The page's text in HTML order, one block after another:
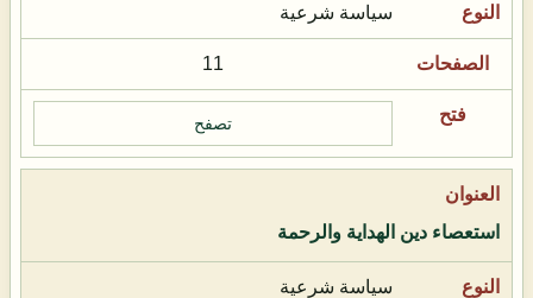
سياسة شرعية
11
تصفح
استعصاء دين الهداية والرحمة
سياسة شرعية